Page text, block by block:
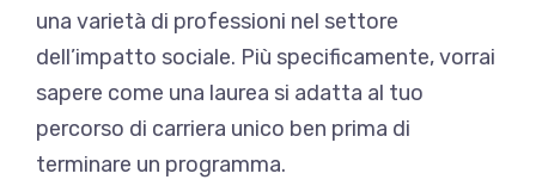
una varietà di professioni nel settore
dell’impatto sociale. Più specificamente, vorrai
sapere come una laurea si adatta al tuo
percorso di carriera unico ben prima di
terminare un programma.